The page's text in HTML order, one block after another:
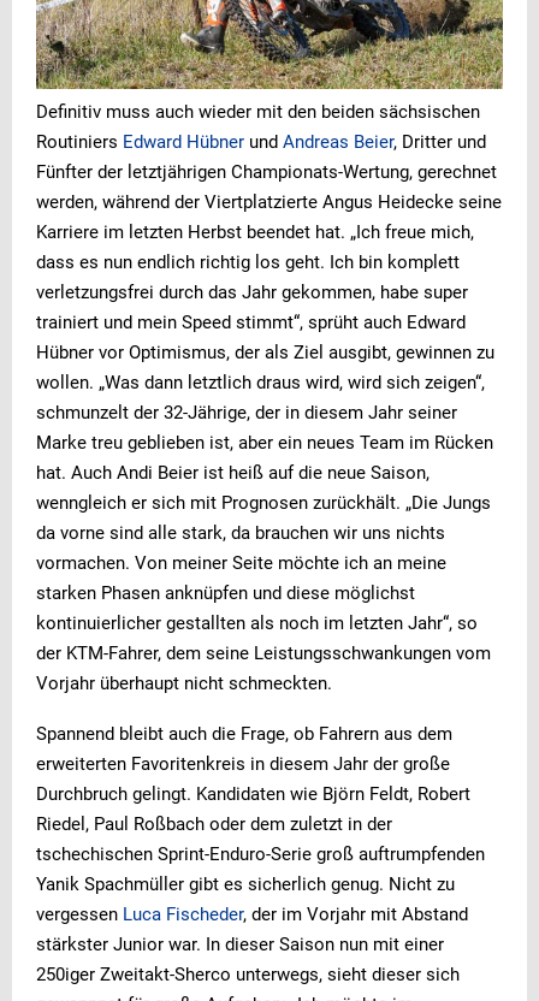
Definitiv muss auch wieder mit den beiden sächsischen
Routiniers Edward Hübner und Andreas Beier, Dritter und
Fünfter der letztjährigen Championats-Wertung, gerechnet
werden, während der Viertplatzierte Angus Heidecke seine
Karriere im letzten Herbst beendet hat. „Ich freue mich,
dass es nun endlich richtig los geht. Ich bin komplett
verletzungsfrei durch das Jahr gekommen, habe super
trainiert und mein Speed stimmt“, sprüht auch Edward
Hübner vor Optimismus, der als Ziel ausgibt, gewinnen zu
wollen. „Was dann letztlich draus wird, wird sich zeigen“,
schmunzelt der 32-Jährige, der in diesem Jahr seiner
Marke treu geblieben ist, aber ein neues Team im Rücken
hat. Auch Andi Beier ist heiß auf die neue Saison,
wenngleich er sich mit Prognosen zurückhält. „Die Jungs
da vorne sind alle stark, da brauchen wir uns nichts
vormachen. Von meiner Seite möchte ich an meine
starken Phasen anknüpfen und diese möglichst
kontinuierlicher gestallten als noch im letzten Jahr“, so
der KTM-Fahrer, dem seine Leistungsschwankungen vom
Vorjahr überhaupt nicht schmeckten.
Spannend bleibt auch die Frage, ob Fahrern aus dem
erweiterten Favoritenkreis in diesem Jahr der große
Durchbruch gelingt. Kandidaten wie Björn Feldt, Robert
Riedel, Paul Roßbach oder dem zuletzt in der
tschechischen Sprint-Enduro-Serie groß auftrumpfenden
Yanik Spachmüller gibt es sicherlich genug. Nicht zu
vergessen Luca Fischeder, der im Vorjahr mit Abstand
stärkster Junior war. In dieser Saison nun mit einer
250iger Zweitakt-Sherco unterwegs, sieht dieser sich